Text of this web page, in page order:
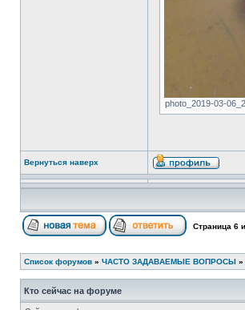
photo_2019-03-
Вернуться наверх
Страница 6
Список форумов » ЧАСТО ЗАДАВАЕМЫЕ ВОПРОСЫ »
Кто сейчас на форуме